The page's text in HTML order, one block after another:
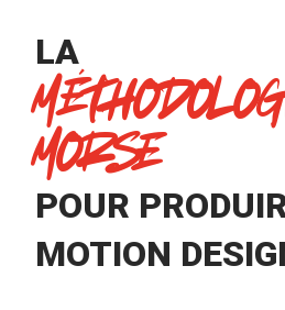
LA
MORSE
POUR
MOTION